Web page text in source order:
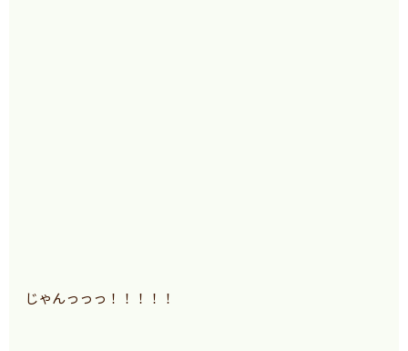
じゃんっっっ！！！！！